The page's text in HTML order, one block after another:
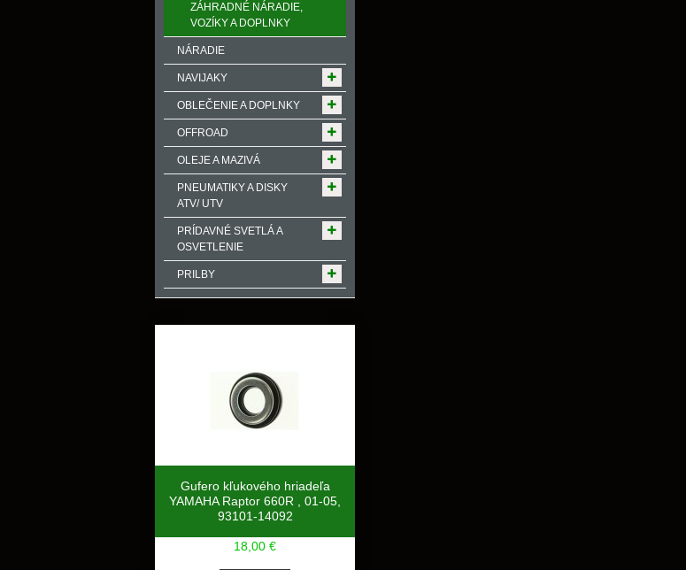
ZÁHRADNÉ NÁRADIE,
VOZÍKY A DOPLNKY
NÁRADIE
NAVIJAKY
OBLEČENIE A DOPLNKY
OFFROAD
OLEJE A MAZIVÁ
PNEUMATIKY A DISKY
ATV/ UTV
PRÍDAVNÉ SVETLÁ A
OSVETLENIE
PRILBY
Gufero kľukového hriadeľa
YAMAHA Raptor 660R , 01-05,
93101-14092
18,00 €